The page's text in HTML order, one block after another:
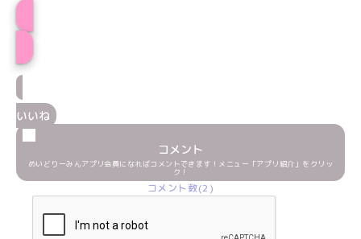
いいね
コメント
めいどりーみんアプリ会員になればコメントできます！メニュー「アプリ紹介」をクリッ
ク！
コメント数(2)